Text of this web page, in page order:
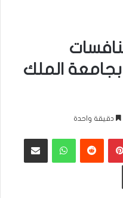
بجامعة الملك
دقيقة واحدة
بينتيريست
‏Reddit واتساب مشاركة عبر البريد
طباعة